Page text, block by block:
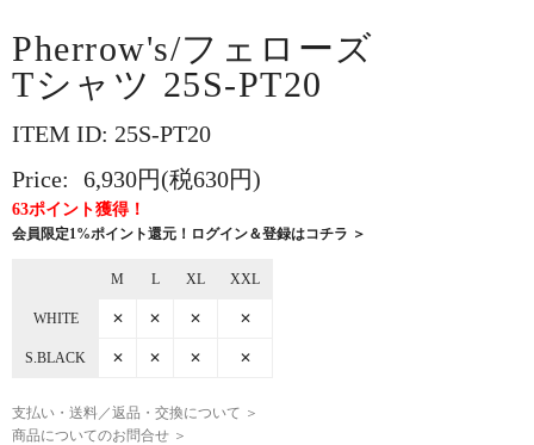
Pherrow's/フェローズ
Tシャツ 25S-PT20
ITEM ID: 25S-PT20
Price:
6,930円(税630円)
63ポイント獲得！
会員限定1%ポイント還元！ログイン＆登録はコチラ ＞
M L XL XXL
WHITE ✕ ✕ ✕ ✕
S.BLACK ✕ ✕ ✕ ✕
支払い・送料／返品・交換について ＞
商品についてのお問合せ ＞